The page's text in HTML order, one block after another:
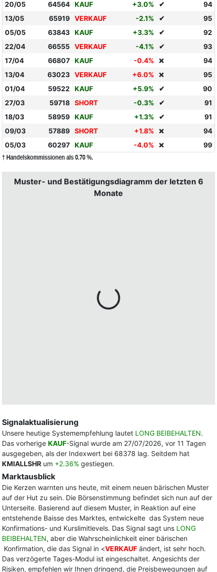
20/05
64564 KAUF +3.0% ✔
94
13/05
65919 VERKAUF -2.1% ✔
95
05/05
63843 KAUF +3.3% ✔
92
22/04
66555 VERKAUF -4.1% ✔
93
17/04
66807 KAUF -0.4% ❌
94
13/04
63023 VERKAUF +6.0% ❌
95
01/04
59522 KAUF +5.9% ✔
90
27/03
59718 SHORT -0.3% ✔
91
18/03
58959 KAUF +1.3% ✔
91
09/03
57889 SHORT +1.8% ❌
94
05/03
60297 KAUF -4.0% ❌ 99
† Handelskommissionen als 0.70 %.
Muster- und Bestätigungsdiagramm der letzten 6
Monate
Signalaktualisierung
Unsere heutige Systemempfehlung lautet LONG BEIBEHALTEN.
Das vorherige KAUF-Signal wurde am 27/07/2026, vor 11 Tagen
ausgegeben, als der Indexwert bei 68378 lag. Seitdem hat
KMIALLSHR um +2.36% gestiegen.
Marktausblick
Die Kerzen warnten uns heute, mit einem neuen bärischen Muster
auf der Hut zu sein. Die Börsenstimmung befindet sich nun auf der
Unterseite. Basierend auf diesem Muster, in Reaktion auf eine
entstehende Baisse des Marktes, entwickelte das System neue
Konfirmations- und Kurslimitlevels. Das Signal sagt uns LONG
BEIBEHALTEN, aber die Wahrscheinlichkeit einer bärischen
Konfirmation, die das Signal in <VERKAUF ändert, ist sehr hoch.
Das verzögerte Tages-Modul ist eingeschaltet. Angesichts der
Risiken, empfehlen wir Ihnen dringend, die Preisbewegungen auf